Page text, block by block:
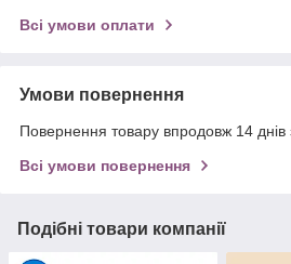
Всі умови оплати
Умови повернення
Повернення товару впродовж 14 днів
Всі умови повернення
Подібні товари компанії